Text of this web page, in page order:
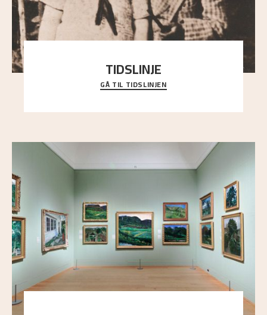
TIDSLINJE
Bli kjent med Nikolai Astrups liv, kunstnerskap og
ettermæle i en interaktiv presentasjon.
GÅ TIL TIDSLINJEN